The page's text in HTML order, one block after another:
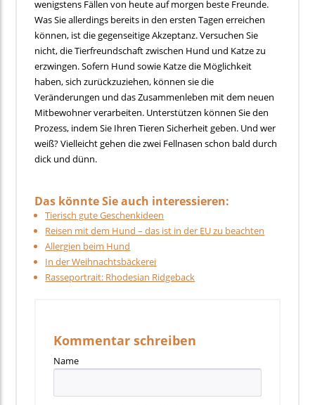
wenigstens Fällen von heute auf morgen beste Freunde.
Was Sie allerdings bereits in den ersten Tagen erreichen
können, ist die gegenseitige Akzeptanz. Versuchen Sie
nicht, die Tierfreundschaft zwischen Hund und Katze zu
erzwingen. Sofern Hund sowie Katze die Möglichkeit
haben, sich zurückzuziehen, können sie die
Veränderungen und das Zusammenleben mit dem neuen
Mitbewohner verarbeiten. Unterstützen können Sie den
Prozess, indem Sie Ihren Tieren Sicherheit geben. Und wer
weiß? Vielleicht gehen die zwei Fellnasen schon bald durch
dick und dünn.
Das könnte Sie auch interessieren:
Tierisch gute Geschenkideen
Reisen mit dem Hund – das ist in der EU zu beachten
Allergien beim Hund
In der Weihnachtsbäckerei
Rasseportrait: Rhodesian Ridgeback
Kommentar schreiben
Name